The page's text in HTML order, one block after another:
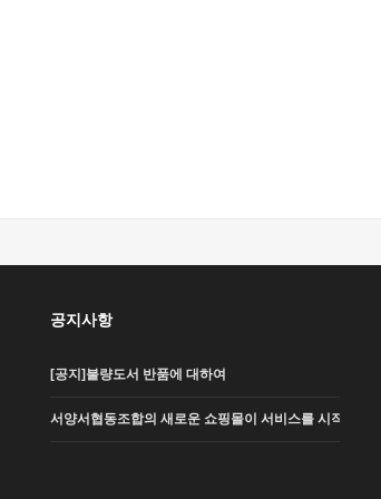
공지사항
[공지]불량도서 반품에 대하여
서양서협동조합의 새로운 쇼핑몰이 서비스를 시작합니다.